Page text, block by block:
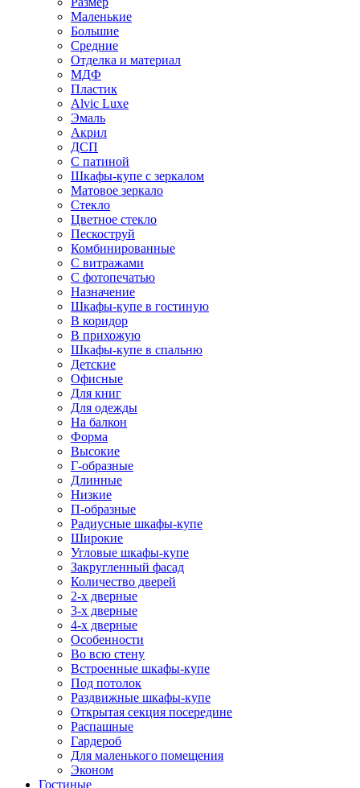
Маленькие
Большие
Средние
Отделка и материал
МДФ
Пластик
Alvic Luxe
Эмаль
Акрил
ДСП
С патиной
Шкафы-купе с зеркалом
Матовое зеркало
Стекло
Цветное стекло
Пескоструй
Комбинированные
С витражами
С фотопечатью
Назначение
Шкафы-купе в гостиную
В коридор
В прихожую
Шкафы-купе в спальню
Детские
Офисные
Для книг
Для одежды
На балкон
Форма
Высокие
Г-образные
Длинные
Низкие
П-образные
Радиусные шкафы-купе
Широкие
Угловые шкафы-купе
Закругленный фасад
Количество дверей
2-х дверные
3-х дверные
4-х дверные
Особенности
Во всю стену
Встроенные шкафы-купе
Под потолок
Раздвижные шкафы-купе
Открытая секция посередине
Распашные
Гардероб
Для маленького помещения
Эконом
Гостиные